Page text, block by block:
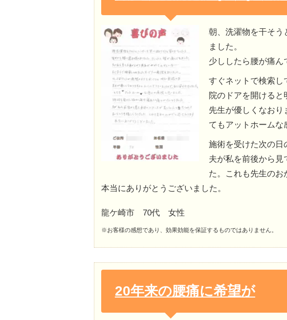
朝、洗濯物を干そう
ました。
少ししたら腰が痛ん
すぐネットで検索し
院のドアを開けると
先生が優しくなおり
てもアットホームな
施術を受けた次の日
夫が私を前後から見
た。これも先生のお
本当にありがとうございました。
龍ケ崎市 70代 女性
※お客様の感想であり、効果効能を保証するものではありません。
20年来の腰痛に希望が